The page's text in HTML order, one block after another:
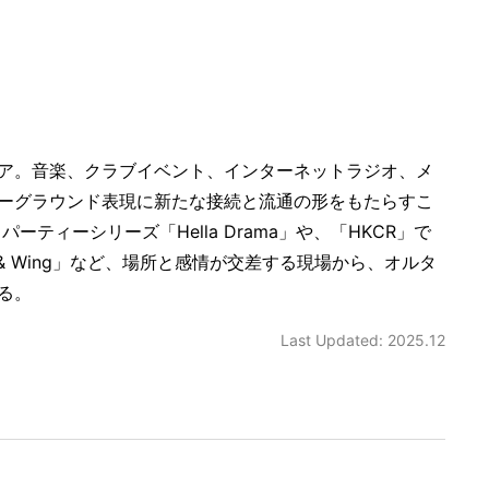
音楽、クラブイベント、インターネットラジオ、メ
ラウンド表現に新たな接続と流通の形をもたらすこ
ーティーシリーズ「Hella Drama」や、「HKCR」で
」など、場所と感情が交差する現場から、オルタ
。
Last Updated: 2025.12